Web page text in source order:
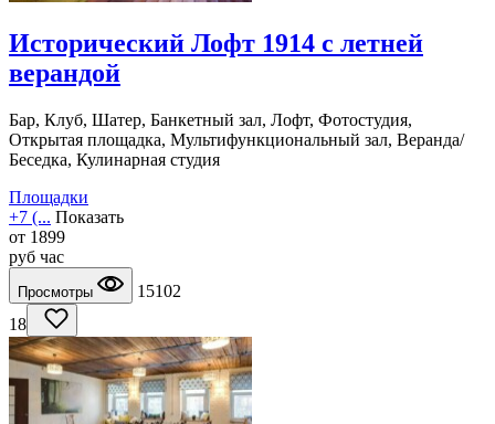
Исторический Лофт 1914 с летней
верандой
Бар, Клуб, Шатер, Банкетный зал, Лофт, Фотостудия,
Открытая площадка, Мультифункциональный зал, Веранда/
Беседка, Кулинарная студия
Площадки
+7 (... Показать
от 1899
руб час
Просмотры
15102
18